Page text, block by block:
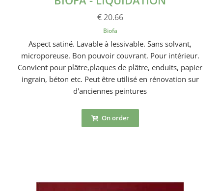
€ 20.66
Biofa
Aspect satiné. Lavable à lessivable. Sans solvant,
microporeuse. Bon pouvoir couvrant. Pour intérieur.
Convient pour plâtre,plaques de plâtre, enduits, papier
ingrain, béton etc. Peut être utilisé en rénovation sur
d'anciennes peintures
On order